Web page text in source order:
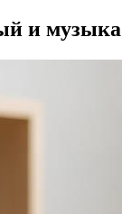
и музыка